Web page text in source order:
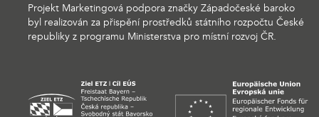
Projekt Marketingová podpora značky Západočeské baroko
byl realizován za přispění prostředků státního rozpočtu České
republiky z programu Ministerstva pro místní rozvoj ČR.